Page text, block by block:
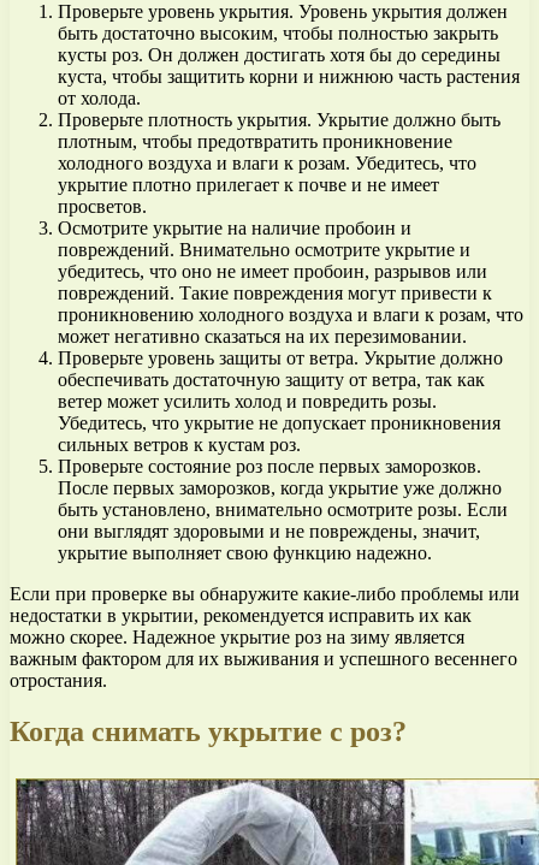
Проверьте уровень укрытия. Уровень укрытия должен
быть достаточно высоким, чтобы полностью закрыть
кусты роз. Он должен достигать хотя бы до середины
куста, чтобы защитить корни и нижнюю часть растения
от холода.
Проверьте плотность укрытия. Укрытие должно быть
плотным, чтобы предотвратить проникновение
холодного воздуха и влаги к розам. Убедитесь, что
укрытие плотно прилегает к почве и не имеет
просветов.
Осмотрите укрытие на наличие пробоин и
повреждений. Внимательно осмотрите укрытие и
убедитесь, что оно не имеет пробоин, разрывов или
повреждений. Такие повреждения могут привести к
проникновению холодного воздуха и влаги к розам, что
может негативно сказаться на их перезимовании.
Проверьте уровень защиты от ветра. Укрытие должно
обеспечивать достаточную защиту от ветра, так как
ветер может усилить холод и повредить розы.
Убедитесь, что укрытие не допускает проникновения
сильных ветров к кустам роз.
Проверьте состояние роз после первых заморозков.
После первых заморозков, когда укрытие уже должно
быть установлено, внимательно осмотрите розы. Если
они выглядят здоровыми и не повреждены, значит,
укрытие выполняет свою функцию надежно.
Если при проверке вы обнаружите какие-либо проблемы или
недостатки в укрытии, рекомендуется исправить их как
можно скорее. Надежное укрытие роз на зиму является
важным фактором для их выживания и успешного весеннего
отростания.
Когда снимать укрытие с роз?